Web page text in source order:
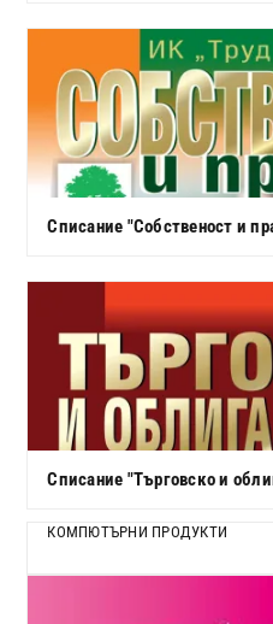
Списание "Собственост и
Списание "Търговско и
КОМПЮТЪРНИ ПРОДУКТИ